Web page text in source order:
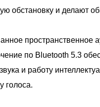
обстановку и делают
пространственное
по Bluetooth 5.3
и работу
голоса.